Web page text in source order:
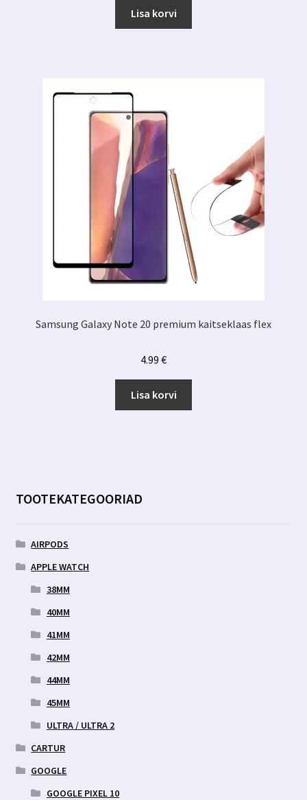
oli:
6.00 €. 3.99 €.
Lisa korvi
Samsung Galaxy Note 20 premium kaitseklaas flex
4.99 €
Lisa korvi
TOOTEKATEGOORIAD
AIRPODS
APPLE WATCH
38MM
40MM
41MM
42MM
44MM
45MM
ULTRA / ULTRA 2
CARTUR
GOOGLE
GOOGLE PIXEL 10